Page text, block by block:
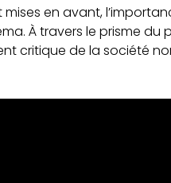
en avant,
À travers le prisme
critique de la société